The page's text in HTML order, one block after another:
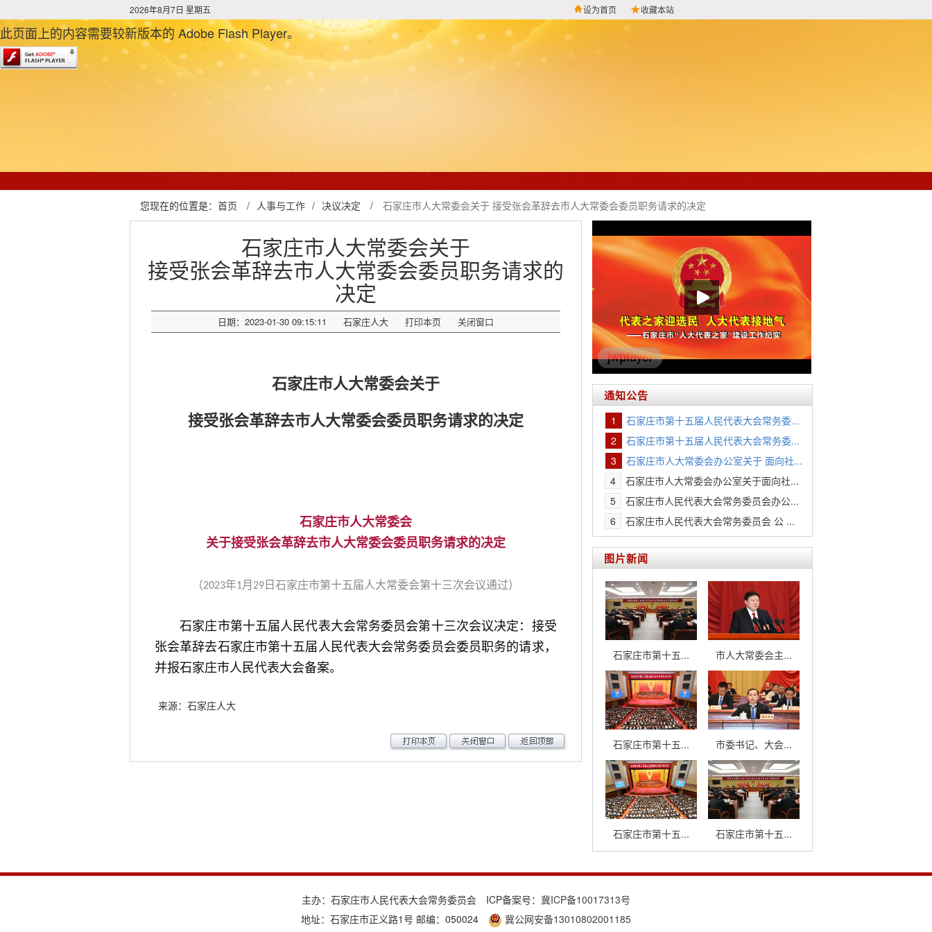
2026年8月7日 星期五 设为首页 收藏本站
此页面上的内容需要较新版本的 Adobe Flash Player。
您现在的位置是： 首页 / 人事与工作 / 决议决定 / 石家庄市人大常委会关于 接受张会革辞去市人大常委会委员职务请求的决定
石家庄市人大常委会关于
接受张会革辞去市人大常委会委员职务请求的
决定
日期：2023-01-30 09:15:11 石家庄人大 打印本页 关闭窗口
石家庄市人大常委会关于
接受张会革辞去市人大常委会委员职务请求的决定
石家庄市人大常委会
关于接受张会革辞去市人大常委会委员职务请求的决定
（2023年1月 29日石家庄市第十五届人大常委会第十三次会议通过）
石家庄市第十五届人民代表大会常务委员会第十三次会议决定：接受
张会革辞去石家庄市第十五届人民代表大会常务委员会委员职务的请求，
并报石家庄市人民代表大会备案。
来源：石家庄人大
通知公告
1
石家庄市第十五届人民代表大会常务委...
2
石家庄市第十五届人民代表大会常务委...
3
石家庄市人大常委会办公室关于 面向社...
4
石家庄市人大常委会办公室关于面向社...
5
石家庄市人民代表大会常务委员会办公...
6
石家庄市人民代表大会常务委员会 公 ...
图片新闻
石家庄市第十五... 市人大常委会主...
石家庄市第十五... 市委书记、大会...
石家庄市第十五... 石家庄市第十五...
主办：石家庄市人民代表大会常务委员会 ICP备案号： 冀ICP备10017313号
地址：石家庄市正义路1号 邮编：050024
冀公网安备13010802001185